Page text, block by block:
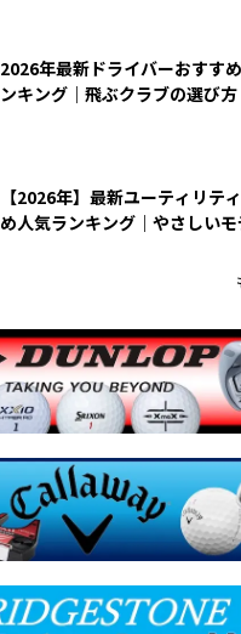
2026年最新ドライバーおすす
ンキング｜飛ぶクラブの選び方
【2026年】最新ユーティリテ
め人気ランキング｜やさしい